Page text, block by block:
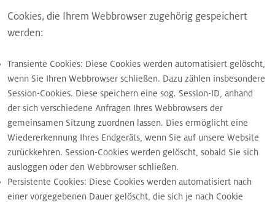
Cookies, die Ihrem Webbrowser zugehörig gespeichert
werden:
Transiente Cookies: Diese Cookies werden automatisiert gelöscht,
wenn Sie Ihren Webbrowser schließen. Dazu zählen insbesondere
Session-Cookies. Diese speichern eine sog. Session-ID, anhand
der sich verschiedene Anfragen Ihres Webbrowsers der
gemeinsamen Sitzung zuordnen lassen. Dies ermöglicht eine
Wiedererkennung Ihres Endgeräts, wenn Sie auf unsere Website
zurückkehren. Session-Cookies werden gelöscht, sobald Sie sich
ausloggen oder den Webbrowser schließen.
Persistente Cookies: Diese Cookies werden automatisiert nach
einer vorgegebenen Dauer gelöscht, die sich je nach Cookie